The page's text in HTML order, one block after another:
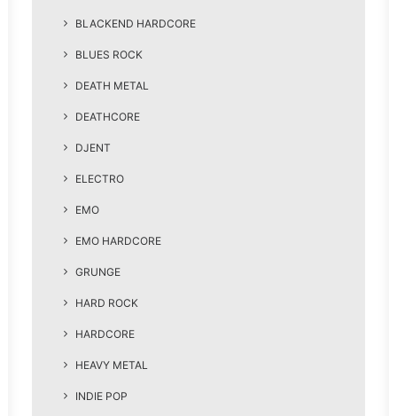
BLACKEND HARDCORE
BLUES ROCK
DEATH METAL
DEATHCORE
DJENT
ELECTRO
EMO
EMO HARDCORE
GRUNGE
HARD ROCK
HARDCORE
HEAVY METAL
INDIE POP